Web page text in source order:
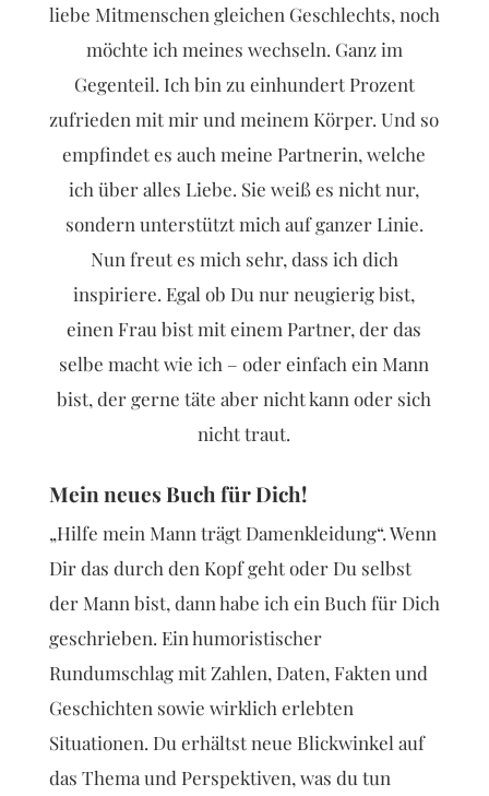
liebe Mitmenschen gleichen Geschlechts, noch
möchte ich meines wechseln. Ganz im
Gegenteil. Ich bin zu einhundert Prozent
zufrieden mit mir und meinem Körper. Und so
empfindet es auch meine Partnerin, welche
ich über alles Liebe. Sie weiß es nicht nur,
sondern unterstützt mich auf ganzer Linie.
Nun freut es mich sehr, dass ich dich
inspiriere. Egal ob Du nur neugierig bist,
einen Frau bist mit einem Partner, der das
selbe macht wie ich – oder einfach ein Mann
bist, der gerne täte aber nicht kann oder sich
nicht traut.
Mein neues Buch für Dich!
„Hilfe mein Mann trägt Damenkleidung“. Wenn
Dir das durch den Kopf geht oder Du selbst
der Mann bist, dann habe ich ein Buch für Dich
geschrieben. Ein humoristischer
Rundumschlag mit Zahlen, Daten, Fakten und
Geschichten sowie wirklich erlebten
Situationen. Du erhältst neue Blickwinkel auf
das Thema und Perspektiven, was du tun